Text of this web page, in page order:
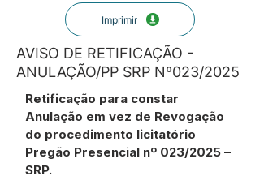
Imprimir
AVISO DE RETIFICAÇÃO -
ANULAÇÃO/PP SRP Nº023/2025
Retificação para constar
Anulação em vez de Revogação
do procedimento licitatório
Pregão Presencial nº 023/2025 –
SRP.